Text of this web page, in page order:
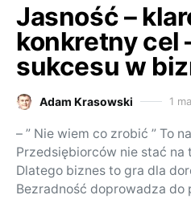
Jasność –
konkretny cel
sukcesu w
Adam Krasowski 1
– ” Nie wiem co zrobić ” To
Przedsiębiorców nie stać na
Dlatego biznes to gra dla
Bezradność doprowadza do